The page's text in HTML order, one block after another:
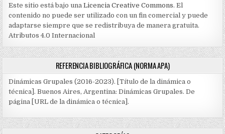
Este sitio está bajo unaLicencia Creative Commons. El
contenido no puede ser utilizado con un fin comercial y puede
adaptarse siempre que se redistribuya de manera gratuita.
Atributos 4.0 Internacional
REFERENCIA BIBLIOGRÁFICA (NORMA APA)
Dinámicas Grupales (2016-2023). [Título de la dinámica o
técnica]. Buenos Aires, Argentina: Dinámicas Grupales. De
página [URL de la dinámica o técnica].